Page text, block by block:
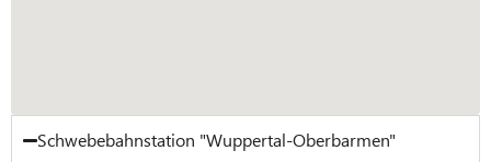
Schwebebahnstation "Wuppertal-Oberbarmen"